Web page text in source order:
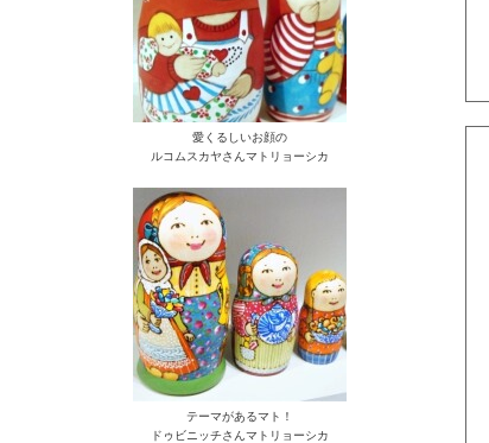
愛くるしいお顔の
ルコムスカヤさんマトリョーシカ
テーマがあるマト！
ドゥビニッチさんマトリョーシカ